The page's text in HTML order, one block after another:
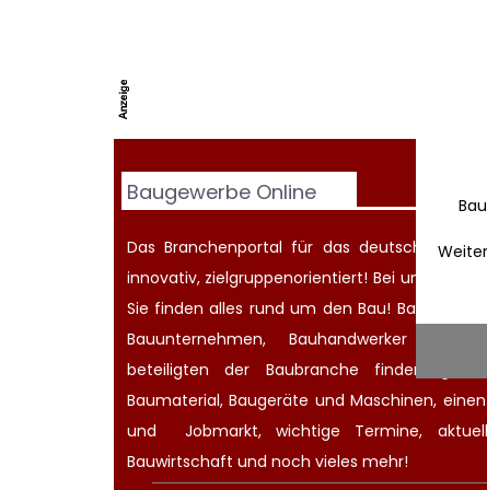
Baugewerbe Online
Das Branchenportal für das deutsche
innovativ, zielgruppenorientiert! Bei uns
Sie finden alles rund um den Bau! Bauherren
Bauunternehmen, Bauhandwerker oder
beteiligten der Baubranche finden
Baumaterial,Baugeräte und Maschinen,
und Jobmarkt, wichtige Termine,
Bauwirtschaft und noch vieles mehr!